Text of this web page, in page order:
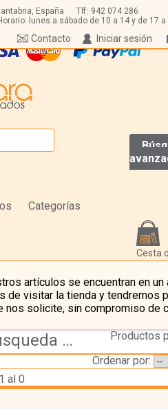
España Tlf: 942 074 286
lunes a sábado de 10 a 14 y de 17 a
Iniciar sesión
Contacto
Categorías
Cesta
artículos se encuentran en un
de visitar la tienda y tendremos
nos solicite, sin compromiso de
Resultado de la búsqueda de autor bleeker---widengren
Productos
Ordenar por:
al 0